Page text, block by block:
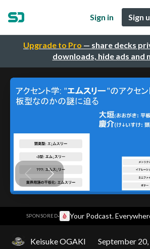
Upgrade to Pro — share decks
downloads, hide ads and
Sign in Sign
SPONSORED· Your Podcast.
Keisuke OGAKI September